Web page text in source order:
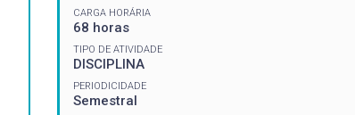
CARGA HORÁRIA
68 horas
TIPO DE ATIVIDADE
DISCIPLINA
PERIODICIDADE
Semestral